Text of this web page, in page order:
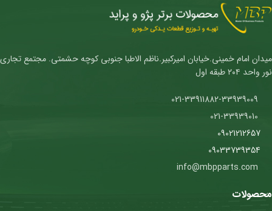
میدان امام خمینی.خیابان امیرکبیر.ناظم الاطبا جنوبی کوچه حشمتی. مجتمع تجاری
نور واحد ۲۰۴ طبقه اول
09021212657
09033739354
محصولات